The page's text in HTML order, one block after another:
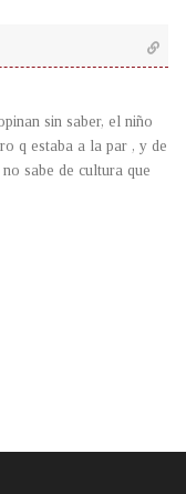
sin saber, el niño
q estaba a la par , y de
sabe de cultura que